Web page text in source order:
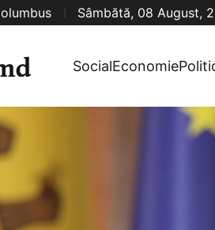
Sâmbătă, 08 August,
SocialEconomie